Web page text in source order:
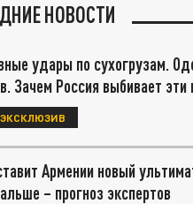
НОВОСТИ
удары по сухогрузам.
Зачем Россия выбивает эти
ЭКСКЛЮЗИВ
Армении новый
– прогноз экспертов